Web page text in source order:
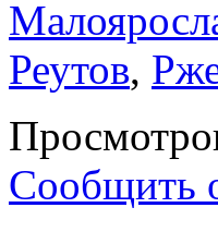
Реутов,
Сообщить